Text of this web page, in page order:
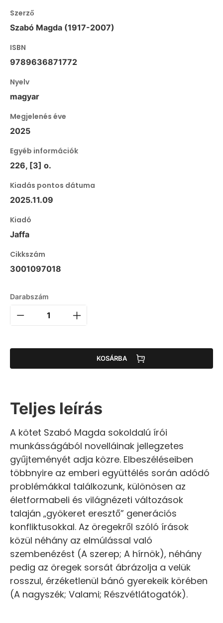
Szerző
Szabó Magda (1917-2007)
ISBN
9789636871772
Nyelv
magyar
Megjelenés éve
2025
Egyéb információk
226, [3] o.
Kiadás pontos dátuma
2025.11.09
Kiadó
Jaffa
Cikkszám
3001097018
Darabszám
KOSÁRBA
Teljes leírás
A kötet Szabó Magda sokoldalú írói
munkásságából novelláinak jellegzetes
gyűjteményét adja közre. Elbeszéléseiben
többnyire az emberi együttélés során adódó
problémákkal találkozunk, különösen az
életformabeli és világnézeti változások
talaján „gyökeret eresztő” generációs
konfliktusokkal. Az öregekről szóló írások
közül néhány az elmúlással való
szembenézést (A szerep; A hírnök), néhány
pedig az öregek sorsát ábrázolja a velük
rosszul, érzéketlenül bánó gyerekeik körében
(A nagyszék; Valami; Részvétlátogatók).